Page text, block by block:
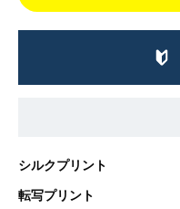
シルクプリント
転写プリント